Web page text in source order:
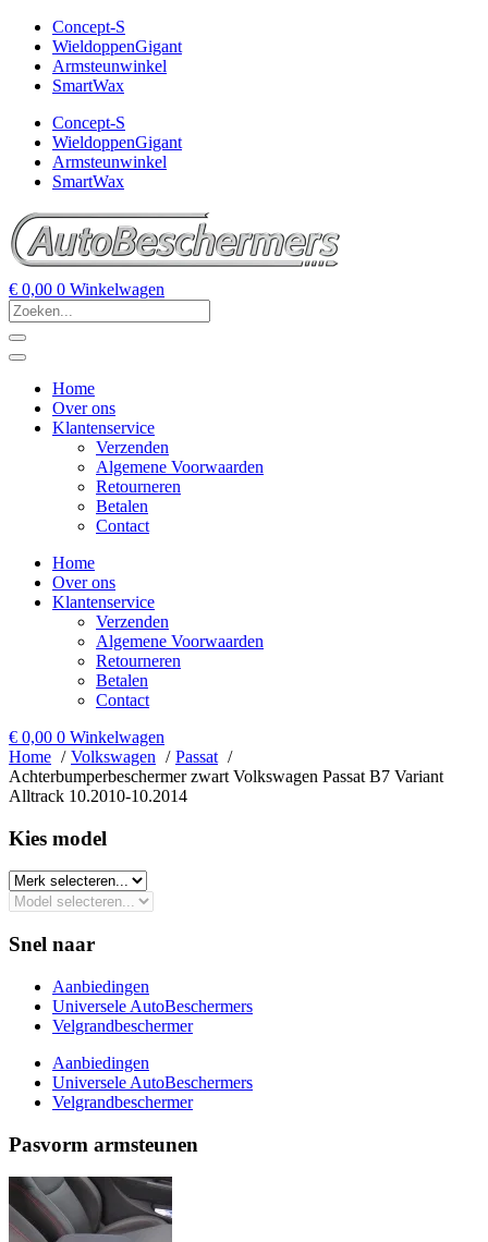
Concept-S
WieldoppenGigant
Armsteunwinkel
SmartWax
Concept-S
WieldoppenGigant
Armsteunwinkel
SmartWax
€ 0,00 0 Winkelwagen
Home
Over ons
Klantenservice
Verzenden
Algemene Voorwaarden
Retourneren
Betalen
Contact
Home
Over ons
Klantenservice
Verzenden
Algemene Voorwaarden
Retourneren
Betalen
Contact
€ 0,00 0 Winkelwagen
Home
Volkswagen
Passat
Achterbumperbeschermer zwart Volkswagen Passat B7 Variant
Alltrack 10.2010-10.2014
Kies model​
Snel naar
Aanbiedingen
Universele AutoBeschermers
Velgrandbeschermer
Aanbiedingen
Universele AutoBeschermers
Velgrandbeschermer
Pasvorm armsteunen